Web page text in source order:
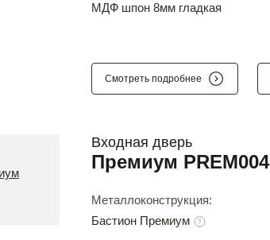
МДФ шпон 8мм гладкая
Смотреть подробнее
Входная дверь
Премиум PREM004
Металлоконструкция:
Бастион Премиум